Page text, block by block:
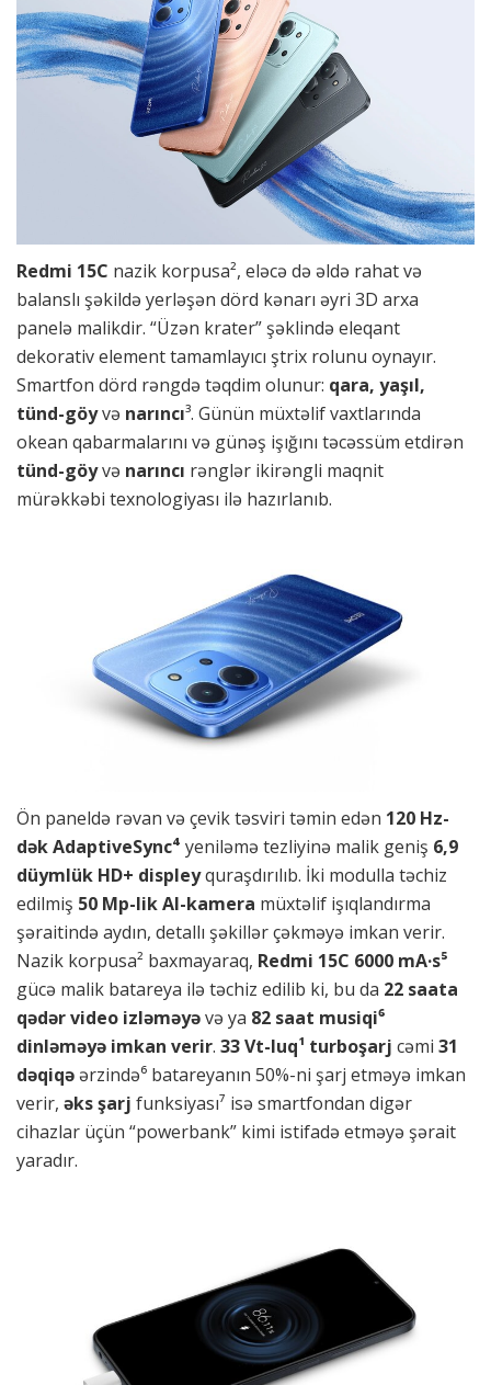
Redmi 15C nazik korpusa², eləcə də əldə rahat və
balanslı şəkildə yerləşən dörd kənarı əyri 3D arxa
panelə malikdir. “Üzən krater” şəklində eleqant
dekorativ element tamamlayıcı ştrix rolunu oynayır.
Smartfon dörd rəngdə təqdim olunur: qara, yaşıl,
tünd-göyvə narıncı³. Günün müxtəlif vaxtlarında
okean qabarmalarını və günəş işığını təcəssüm etdirən
tünd-göyvə narıncı rənglər ikirəngli maqnit
mürəkkəbi texnologiyası ilə hazırlanıb.
Ön paneldə rəvan və çevik təsviri təmin edən 120 Hz-
dək AdaptiveSync⁴ yeniləmə tezliyinə malik geniş 6,9
düymlük HD+ displeyquraşdırılıb. İki modulla təchiz
edilmiş 50 Mp-lik AI-kamera müxtəlif işıqlandırma
şəraitində aydın, detallı şəkillər çəkməyə imkan verir.
Nazik korpusa² baxmayaraq, Redmi 15C 6000 mA·s⁵
gücə malik batareya ilə təchiz edilib ki, bu da 22 saata
qədər video izləməyəvə ya 82 saat musiqi⁶
dinləməyə imkan verir. 33 Vt-luq¹ turboşarj cəmi 31
dəqiqəərzində⁶ batareyanın 50%-ni şarj etməyə imkan
verir, əks şarj funksiyası⁷ isə smartfondan digər
cihazlar üçün “powerbank” kimi istifadə etməyə şərait
yaradır.